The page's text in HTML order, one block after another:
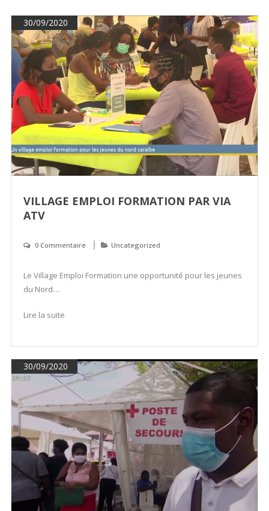
30/09/2020
VILLAGE EMPLOI FORMATION PAR VIA
ATV
0 Commentaire Uncategorized
Le Village Emploi Formation une opportunité pour les jeunes
du Nord…
Lire la suite
30/09/2020